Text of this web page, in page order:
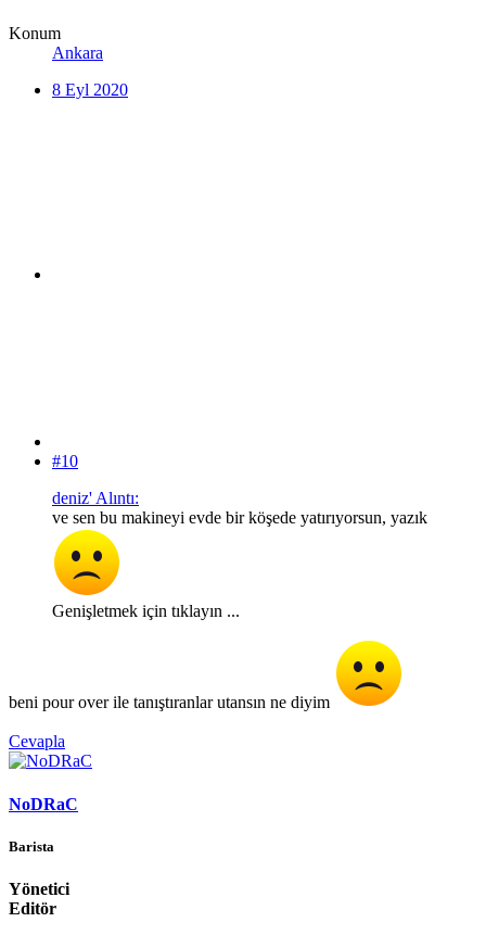
Konum
Ankara
8 Eyl 2020
#10
deniz' Alıntı:
ve sen bu makineyi evde bir köşede yatırıyorsun, yazık
Genişletmek için tıklayın ...
beni pour over ile tanıştıranlar utansın ne diyim
Cevapla
NoDRaC
Barista
Yönetici
Editör